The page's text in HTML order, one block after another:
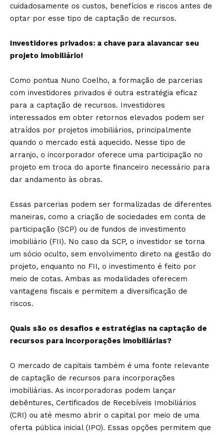
cuidadosamente os custos, benefícios e riscos antes de
optar por esse tipo de captação de recursos.
Investidores privados: a chave para alavancar seu
projeto imobiliário!
Como pontua Nuno Coelho, a formação de parcerias
com investidores privados é outra estratégia eficaz
para a captação de recursos. Investidores
interessados em obter retornos elevados podem ser
atraídos por projetos imobiliários, principalmente
quando o mercado está aquecido. Nesse tipo de
arranjo, o incorporador oferece uma participação no
projeto em troca do aporte financeiro necessário para
dar andamento às obras.
Essas parcerias podem ser formalizadas de diferentes
maneiras, como a criação de sociedades em conta de
participação (SCP) ou de fundos de investimento
imobiliário (FII). No caso da SCP, o investidor se torna
um sócio oculto, sem envolvimento direto na gestão do
projeto, enquanto no FII, o investimento é feito por
meio de cotas. Ambas as modalidades oferecem
vantagens fiscais e permitem a diversificação de
riscos.
Quais são os desafios e estratégias na captação de
recursos para incorporações imobiliárias?
O mercado de capitais também é uma fonte relevante
de captação de recursos para incorporações
imobiliárias. As incorporadoras podem lançar
debêntures, Certificados de Recebíveis Imobiliários
(CRI) ou até mesmo abrir o capital por meio de uma
oferta pública inicial (IPO). Essas opções permitem que